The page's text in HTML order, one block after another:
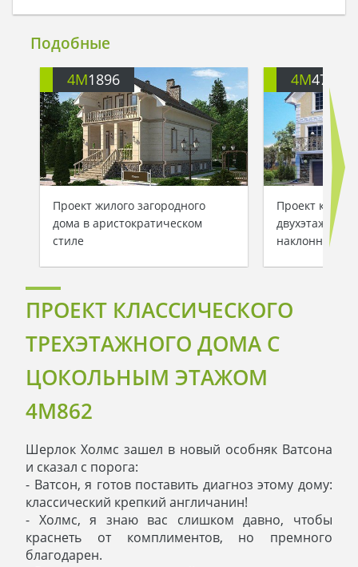
Подобные
4M1896
Проект жилого загородного
дома в аристократическом
стиле
4M4703
Проект
двухэтажного
наклонного
ПРОЕКТ КЛАССИЧЕСКОГО
ТРЕХЭТАЖНОГО ДОМА С
ЦОКОЛЬНЫМ ЭТАЖОМ
4M862
Шерлок Холмс зашел в новый особняк Ватсона
и сказал с порога:
- Ватсон, я готов поставить диагноз этому дому:
классический крепкий англичанин!
- Холмс, я знаю вас слишком давно, чтобы
краснеть от комплиментов, но премного
благодарен.